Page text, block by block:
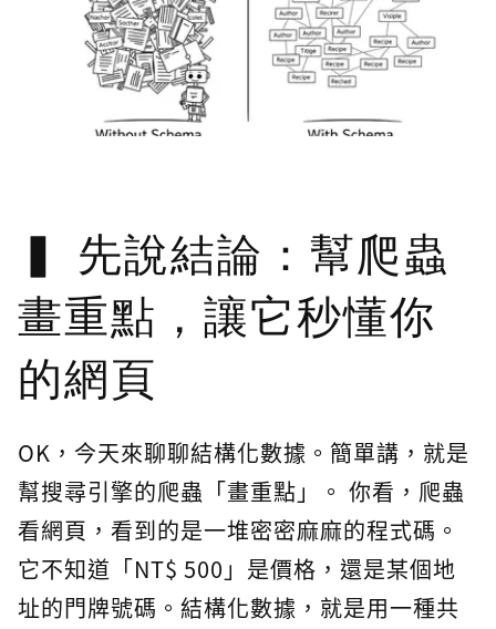
先說結論：幫爬蟲
畫重點，讓它秒懂你
的網頁
OK，今天來聊聊結構化數據。簡單講，就是
幫搜尋引擎的爬蟲「畫重點」。 你看，爬蟲
看網頁，看到的是一堆密密麻麻的程式碼。
它不知道「NT$ 500」是價格，還是某個地
址的門牌號碼。結構化數據，就是用一種共